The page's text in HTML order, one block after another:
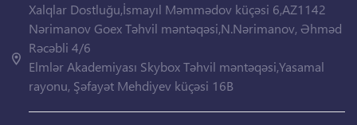
Xalqlar Dostluğu,İsmayıl Məmmədov küçəsi 6,AZ1142
Nərimanov Goex Təhvil məntəqəsi,N.Nərimanov, Əhməd
Rəcəbli 4/6
Elmlər Akademiyası Skybox Təhvil məntəqəsi,Yasamal
rayonu, Şəfayət Mehdiyev küçəsi 16B